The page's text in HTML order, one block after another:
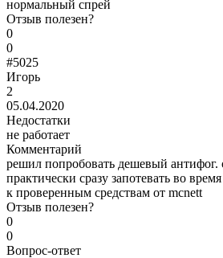
нормальный спрей
Отзыв полезен?
0
0
#5025
Игорь
2
05.04.2020
Недостатки
не работает
Комментарий
решил попробовать дешевый антифог.
практически сразу запотевать во
к проверенным средствам от mcnett
Отзыв полезен?
0
0
Вопрос-ответ